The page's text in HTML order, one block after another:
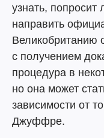
узнать, попросит
направить
Великобританию
с получением
процедура в
но она может
зависимости от
Джуффре.